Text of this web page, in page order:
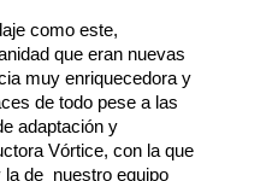
como este,
que eran nuevas
muy enriquecedora y
de todo pese a las
adaptación y
Vórtice, con la que
la de nuestro equipo